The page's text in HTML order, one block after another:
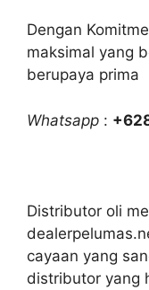
Dengan
maksimal yang
berupaya prima
Whatsapp :
Distributor oli
cayaan yang
distributor yang